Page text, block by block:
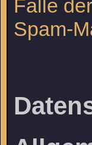
Falle
Spam-